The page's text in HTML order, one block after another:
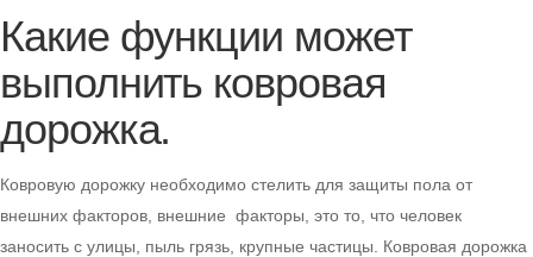
Какие функции может
выполнить ковровая
дорожка.
Ковровую дорожку необходимо стелить для защиты пола от
внешних факторов, внешние факторы, это то, что человек
заносить с улицы, пыль грязь, крупные частицы. Ковровая дорожка